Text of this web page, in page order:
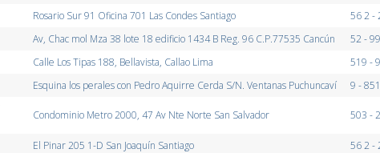
Rosario Sur 91 Oficina 701 Las Condes Santiago 56 2 -
Av, Chac mol Mza 38 lote 18 edificio 1434 B Reg. 96 C.P.77535 Cancún 52 -
Calle Los Tipas 188, Bellavista, Callao Lima 519 -
Esquina los perales con Pedro Aquirre Cerda S/N. Ventanas Puchuncaví 9 -
Condominio Metro 2000, 47 Av Nte Norte San Salvador 503 -
El Pinar 205 1-D San Joaquín Santiago 56 2 -